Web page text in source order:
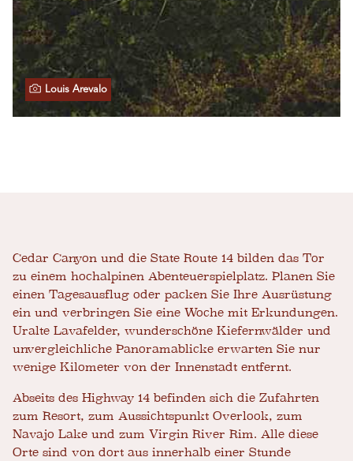
Louis Arevalo
Cedar Canyon und die State Route 14 bilden das Tor
zu einem hochalpinen Abenteuerspielplatz. Planen Sie
einen Tagesausflug oder packen Sie Ihre Ausrüstung
ein und verbringen Sie eine Woche mit Erkundungen.
Uralte Lavafelder, wunderschöne Kiefernwälder und
unvergleichliche Panoramablicke erwarten Sie nur
wenige Kilometer von der Innenstadt entfernt.
Abseits des Highway 14 befinden sich die Zufahrten
zum Resort, zum Aussichtspunkt Overlook, zum
Navajo Lake und zum Virgin River Rim. Alle diese
Orte sind von dort aus innerhalb einer Stunde